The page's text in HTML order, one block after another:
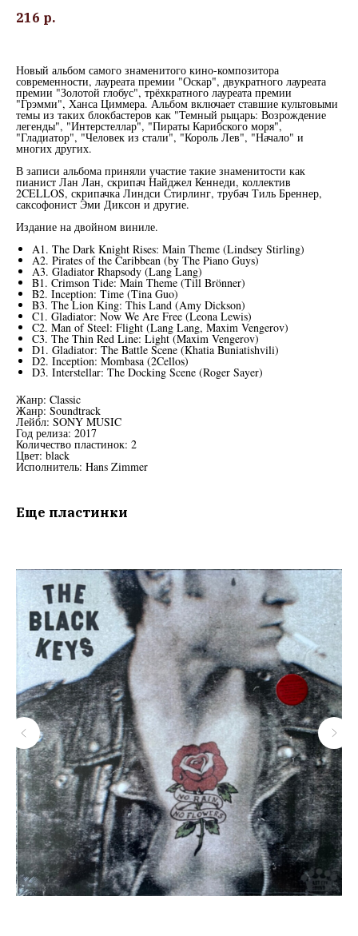
216 р.
Новый альбом самого знаменитого кино-композитора
современности, лауреата премии "Оскар", двукратного лауреата
премии "Золотой глобус", трёхкратного лауреата премии
"Грэмми", Ханса Циммера. Альбом включает ставшие культовыми
темы из таких блокбастеров как "Темный рыцарь: Возрождение
легенды", "Интерстеллар", "Пираты Карибского моря",
"Гладиатор", "Человек из стали", "Король Лев", "Начало" и
многих других.
В записи альбома приняли участие такие знаменитости как
пианист Лан Лан, скрипач Найджел Кеннеди, коллектив
2CELLOS, скрипачка Линдси Стирлинг, трубач Тиль Бреннер,
саксофонист Эми Диксон и другие.
Издание на двойном виниле.
A1. The Dark Knight Rises: Main Theme (Lindsey Stirling)
A2. Pirates of the Caribbean (by The Piano Guys)
A3. Gladiator Rhapsody (Lang Lang)
B1. Crimson Tide: Main Theme (Till Brönner)
B2. Inception: Time (Tina Guo)
B3. The Lion King: This Land (Amy Dickson)
C1. Gladiator: Now We Are Free (Leona Lewis)
C2. Man of Steel: Flight (Lang Lang, Maxim Vengerov)
C3. The Thin Red Line: Light (Maxim Vengerov)
D1. Gladiator: The Battle Scene (Khatia Buniatishvili)
D2. Inception: Mombasa (2Cellos)
D3. Interstellar: The Docking Scene (Roger Sayer)
Жанр: Classic
Жанр: Soundtrack
Лейбл: SONY MUSIC
Год релиза: 2017
Количество пластинок: 2
Цвет: black
Исполнитель: Hans Zimmer
Еще пластинки